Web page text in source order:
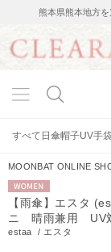
熊本県熊本地方
すべて 日傘帽子UV手
MOONBAT ONLINE
WOMEN
【雨傘】エスタ
ニ 晴雨兼用 UV
estaa / エスタ